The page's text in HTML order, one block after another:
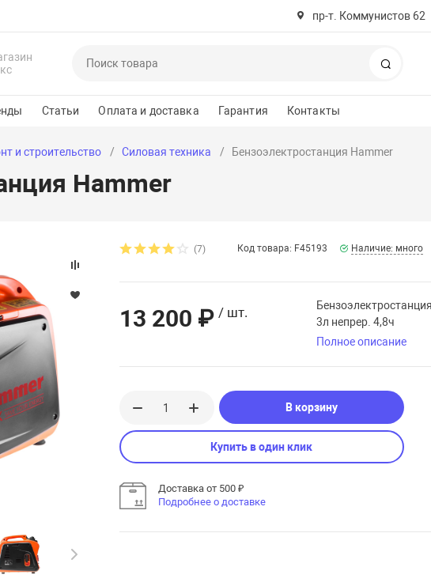
пр-т. Коммунистов 62
Статьи Оплата и доставка Гарантия Контакты
и строительство Силовая техника Бензоэлектростанция Hammer
Hammer
(7) Код товара: F45193 Наличие: много
13 200 ₽ / шт.
3л непрер. 4,8ч
Полное описание
В корзину
Купить в один клик
Доставка от 500 ₽
Подробнее о доставке